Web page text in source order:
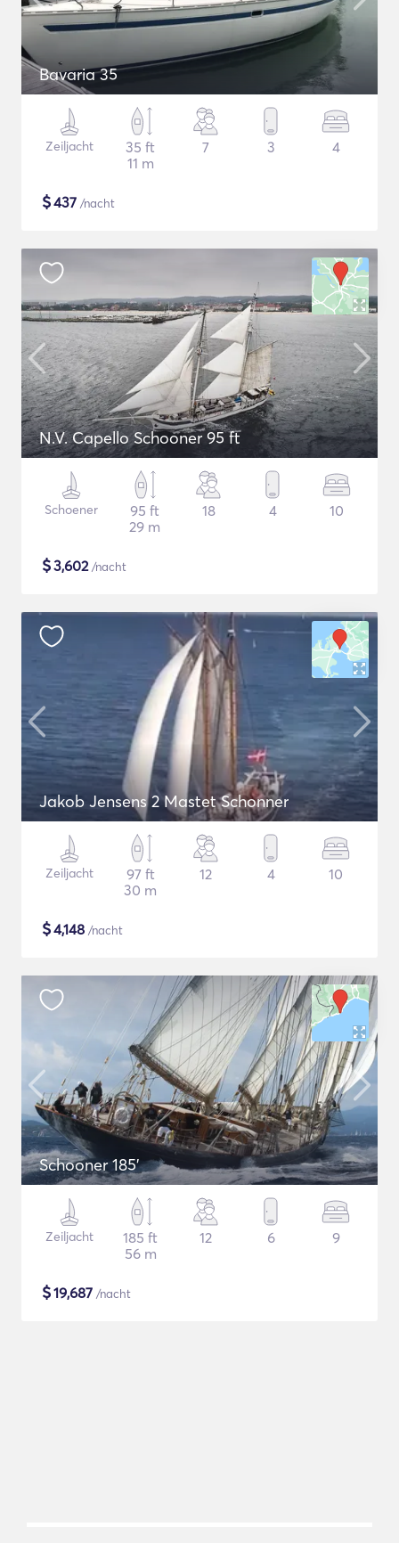
Bavaria 35
Zeiljacht
35 ft
11 m
7 3 4
$437 /nacht
N.V. Capello Schooner 95 ft
Schoener
95 ft
29 m
18 4 10
$3,602/nacht
Jakob Jensens 2 Mastet Schonner
Zeiljacht
97 ft
30 m
12 4 10
$4,148 /nacht
Schooner 185'
Zeiljacht
185 ft
56 m
12 6 9
$19,687 /nacht